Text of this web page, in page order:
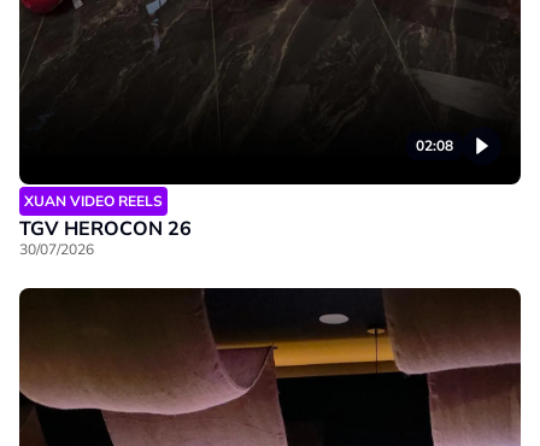
02:08
XUAN VIDEO REELS
TGV HEROCON 26
30/07/2026